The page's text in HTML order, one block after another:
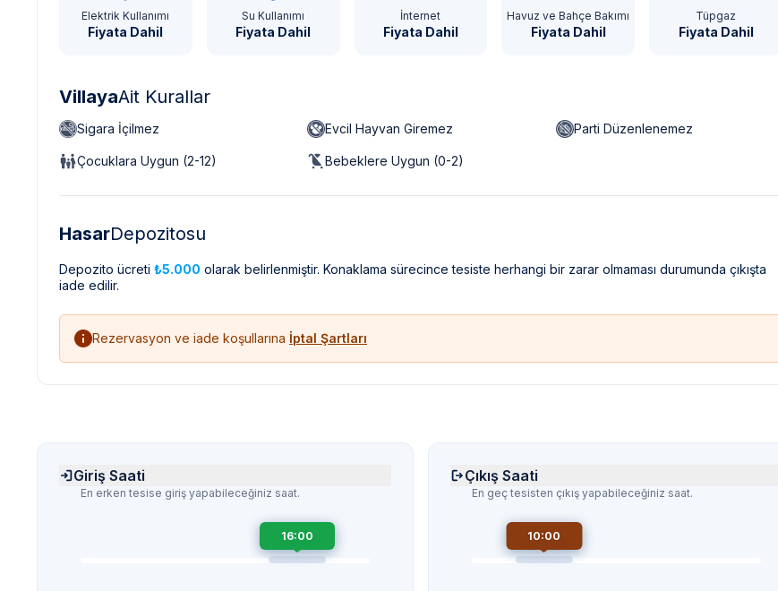
Elektrik Kullanımı
Fiyata Dahil
Su Kullanımı
Fiyata Dahil
İnternet
Fiyata Dahil
Havuz ve Bahçe Bakımı
Fiyata Dahil
Tüpgaz
Fiyata Dahil
VillayaAit Kurallar
Sigara İçilmez Evcil Hayvan Giremez Parti Düzenlenemez
Çocuklara Uygun (2-12) Bebeklere Uygun (0-2)
HasarDepozitosu
Depozito ücreti ₺5.000 olarak belirlenmiştir. Konaklama sürecince tesiste herhangi bir zarar olmaması durumunda çıkışta
iade edilir.
Rezervasyon ve iade koşullarına İptal Şartları
Giriş Saati
En erken tesise giriş yapabileceğiniz saat.
16:00
Çıkış Saati
En geç tesisten çıkış yapabileceğiniz saat.
10:00